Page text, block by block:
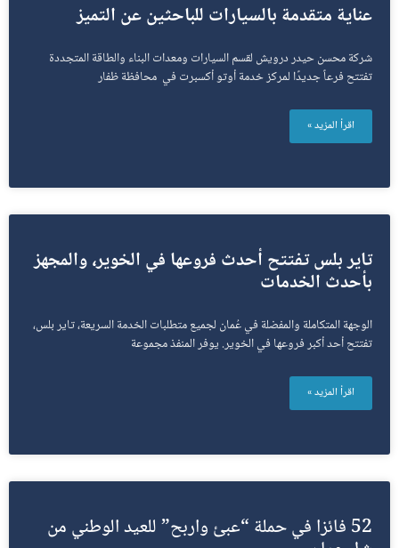
عناية متقدمة بالسيارات للباحثين عن التميز
شركة محسن حيدر درويش لقسم السيارات ومعدات البناء والطاقة المتجددة
تفتتح فرعاً جديدًا لمركز خدمة أوتو أكسبرت في محافظة ظفار
اقرأ المزيد »
تاير بلس تفتتح أحدث فروعها في الخوير، والمجهز
بأحدث الخدمات
الوجهة المتكاملة والمفضلة في عُمان لجميع متطلبات الخدمة السريعة، تاير بلس،
تفتتح أحد أكبر فروعها في الخوير. يوفر المنفذ مجموعة
اقرأ المزيد »
52 فائزا في حملة “عبئ واربح” للعيد الوطني من